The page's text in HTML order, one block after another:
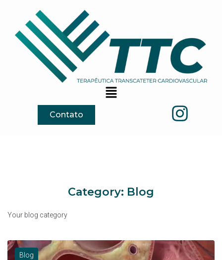
Contato
Category: Blog
Your blog category
Blog